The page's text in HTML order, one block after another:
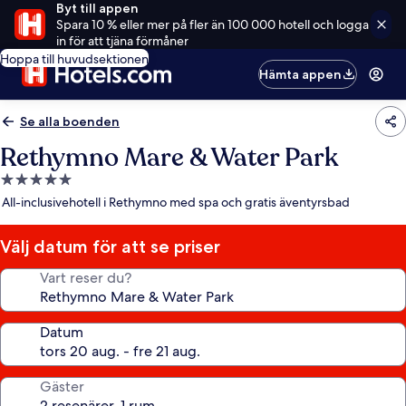
Byt till appen
Spara 10 % eller mer på fler än 100 000 hotell och logga
in för att tjäna förmåner
Hoppa till huvudsektionen
Hämta appen
Se alla boenden
Rethymno Mare & Water Park
5.0-
stjärnigt
All-inclusivehotell i Rethymno med spa och gratis äventyrsbad
Välj datum för att se priser
Vart reser du?
Datum
Gäster